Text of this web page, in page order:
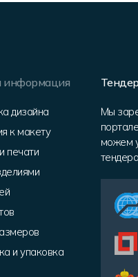
информация
дизайна
к макету
печати
и упаковка
Мы
можем